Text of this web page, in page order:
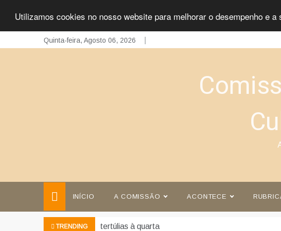
Utilizamos cookies no nosso website para melhorar o desempenho e
to
Quinta-feira, Agosto 06, 2026
INÍCIO A COMISSÃO ACONTECE
TRENDING tertúlias à quarta